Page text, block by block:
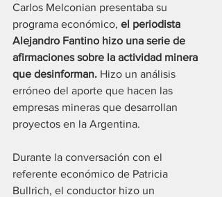
Carlos Melconian presentaba su
programa económico, el periodista
Alejandro Fantino hizo una serie de
afirmaciones sobre la actividad minera
que desinforman. Hizo un análisis
erróneo del aporte que hacen las
empresas mineras que desarrollan
proyectos en la Argentina.
Durante la conversación con el
referente económico de Patricia
Bullrich, el conductor hizo un